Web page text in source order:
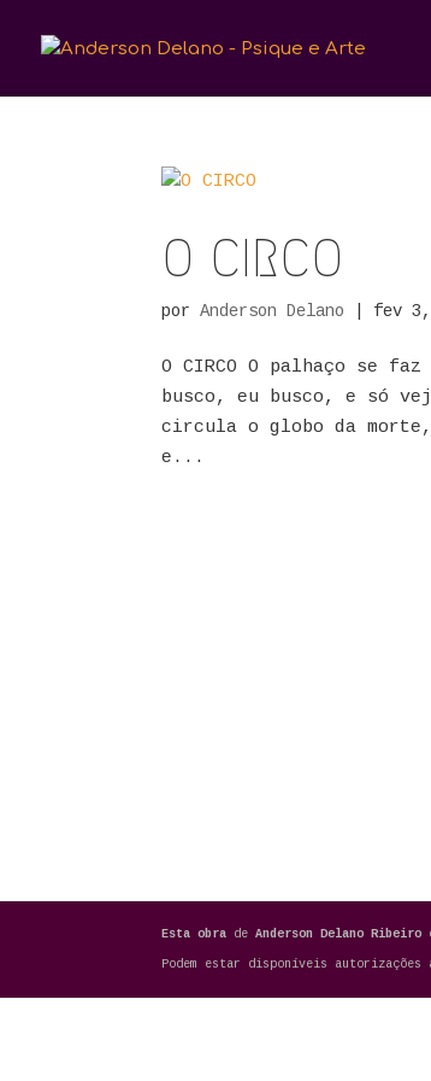
O CIRCO
porAnderson Delano fev 3,
O CIRCO O palhaço se
busco, eu busco, e só
circula o globo da morte,
e...
Esta obra deAnderson Delano Ribeiro
Podem estar disponíveis